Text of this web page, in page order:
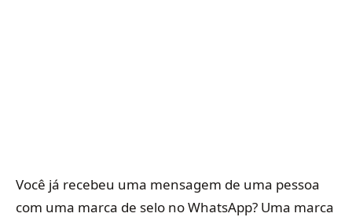
Você já recebeu uma mensagem de uma pessoa
com uma marca de selo no WhatsApp? Uma marca